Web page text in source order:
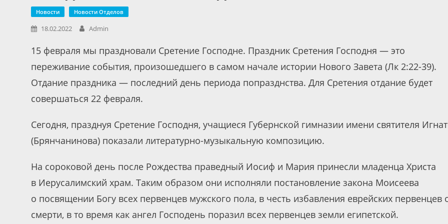
Новости Новости Отделов
18.02.2022 Admin
15 февраля мы праздновали Сретение Господне. Праздник Сретения Господня — это
переживание события, произошедшего в самом начале истории Нового Завета (Лк 2:22-39).
Отдание праздника — последний день периода попразднства. Для Сретения отдание будет
совершаться 22 февраля.
Сегодня, празднуя Сретение Господня, учащиеся Губернской гимназии имени святителя
(Брянчанинова) показали литературно-музыкальную композицию.
На сороковой день после Рождества праведный Иосиф и Мария принесли младенца Христа
в Иерусалимский храм. Таким образом они исполняли постановление закона Моисеева
о посвящении Богу всех первенцев мужского пола, в честь избавления еврейских первенцев
смерти, в то время как ангел Господень поразил всех первенцев земли египетской.